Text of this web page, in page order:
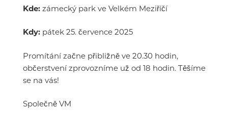
Kde: zámecký park ve Velkém Meziříčí
Kdy: pátek 25. července 2025
Promítání začne přibližně ve 20.30 hodin,
občerstvení zprovozníme už od 18 hodin. Těšíme
se na vás!
Společně VM